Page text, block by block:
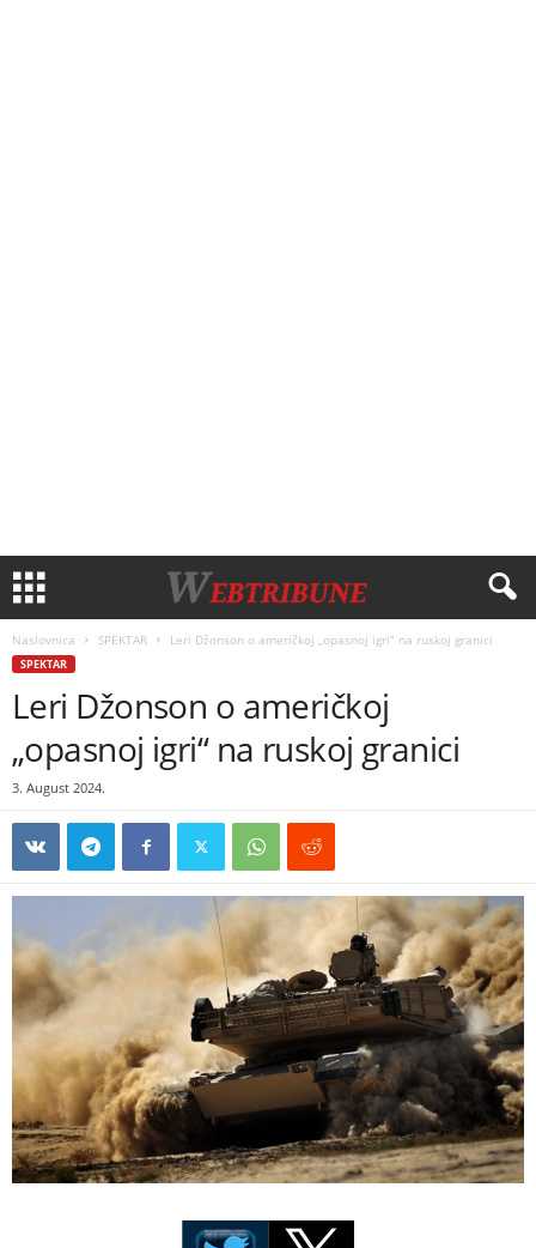
Naslovnica SPEKTAR Leri Džonson o američkoj „opasnoj igri“ na ruskoj granici
SPEKTAR
Leri Džonson o američkoj
„opasnoj igri“ na ruskoj granici
3. August 2024.